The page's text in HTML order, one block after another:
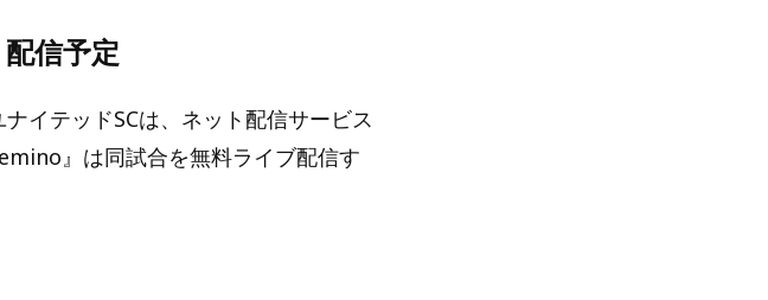
信予定
イテッドSCは、ネット配信サービス
』は同試合を無料ライブ配信す